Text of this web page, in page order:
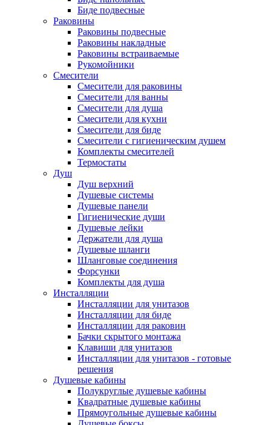
Биде подвесные
Раковины
Раковины подвесные
Раковины накладные
Раковины встраиваемые
Рукомойники
Смесители
Смесители для раковины
Смесители для ванны
Смесители для душа
Смесители для кухни
Смесители для биде
Смесители с гигиеническим душем
Комплекты смесителей
Термостаты
Душ
Душ верхний
Душевые системы
Душевые панели
Гигиенические души
Душевые лейки
Держатели для душа
Душевые шланги
Шланговые соединения
Форсунки
Комплекты для душа
Инсталляции
Инсталляции для унитазов
Инсталляции для биде
Инсталляции для раковин
Бачки скрытого монтажа
Клавиши для унитазов
Инсталляции для унитазов - готовые
решения
Душевые кабины
Полукруглые душевые кабины
Квадратные душевые кабины
Прямоугольные душевые кабины